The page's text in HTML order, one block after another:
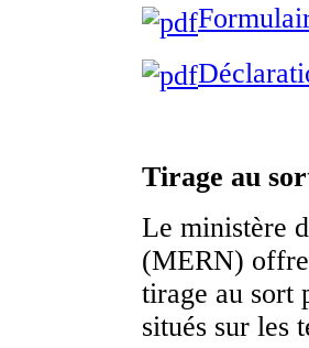
Tirage au
Le ministère
(MERN)
tirage au sort
situés sur les